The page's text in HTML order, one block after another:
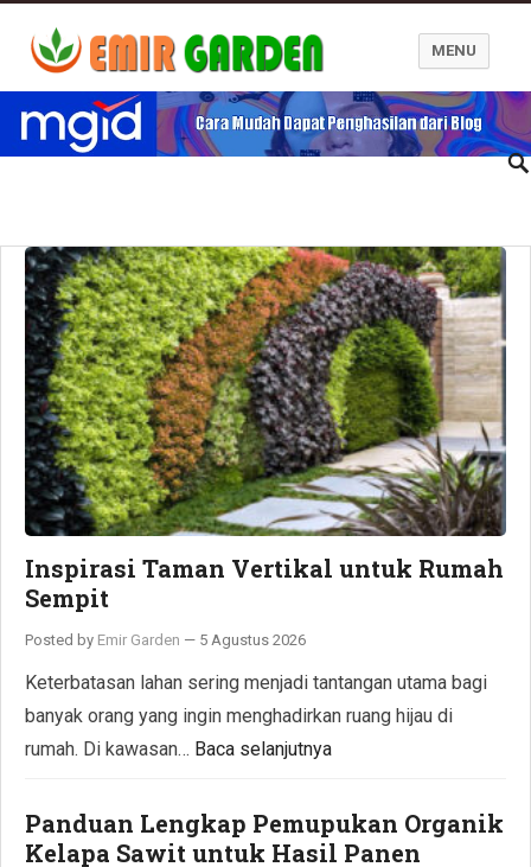
Blog Emir Garden
MENU
Inspirasi Taman Vertikal untuk Rumah
Sempit
Posted by Emir Garden — 5 Agustus 2026
Keterbatasan lahan sering menjadi tantangan utama bagi
banyak orang yang ingin menghadirkan ruang hijau di
rumah. Di kawasan… Baca selanjutnya
Panduan Lengkap Pemupukan Organik
Kelapa Sawit untuk Hasil Panen